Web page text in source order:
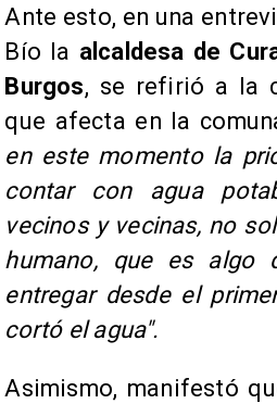
Ante esto, en una
Bío la alcaldesa de
Burgos, se refirió a la
que afecta en la
en este momento la
contar con agua
vecinos y vecinas, no
humano, que es algo
entregar desde el
cortó el agua".
Asimismo, manifestó